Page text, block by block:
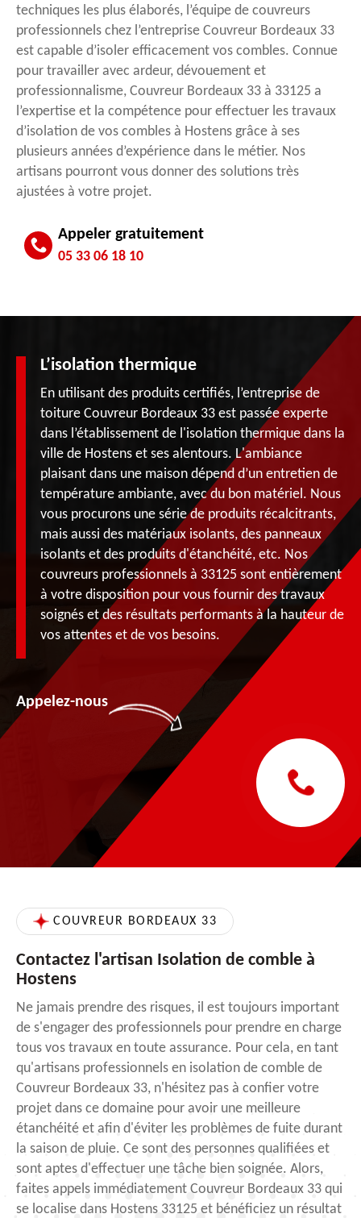
techniques les plus élaborés, l’équipe de couvreurs
professionnels chez l’entreprise Couvreur Bordeaux 33
est capable d’isoler efficacement vos combles. Connue
pour travailler avec ardeur, dévouement et
professionnalisme, Couvreur Bordeaux 33 à 33125 a
l’expertise et la compétence pour effectuer les travaux
d’isolation de vos combles à Hostens grâce à ses
plusieurs années d’expérience dans le métier. Nos
artisans pourront vous donner des solutions très
ajustées à votre projet.
Appeler gratuitement
05 33 06 18 10
L’isolation thermique
En utilisant des produits certifiés, l’entreprise de
toiture Couvreur Bordeaux 33 est passée experte
dans l’établissement de l'isolation thermique dans la
ville de Hostens et ses alentours. L'ambiance
plaisant dans une maison dépend d’un entretien de
température ambiante, avec du bon matériel. Nous
vous procurons une série de produits récalcitrants,
mais aussi des matériaux isolants, des panneaux
isolants et des produits d'étanchéité, etc. Nos
couvreurs professionnels à 33125 sont entièrement
à votre disposition pour vous fournir des travaux
soignés et des résultats performants à la hauteur de
vos attentes et de vos besoins.
Appelez-nous
COUVREUR BORDEAUX 33
Contactez l'artisan Isolation de comble à
Hostens
Ne jamais prendre des risques, il est toujours important
de s'engager des professionnels pour prendre en charge
tous vos travaux en toute assurance. Pour cela, en tant
qu'artisans professionnels en isolation de comble de
Couvreur Bordeaux 33, n'hésitez pas à confier votre
projet dans ce domaine pour avoir une meilleure
étanchéité et afin d'éviter les problèmes de fuite durant
la saison de pluie. Ce sont des personnes qualifiées et
sont aptes d'effectuer une tâche bien soignée. Alors,
faites appels immédiatement Couvreur Bordeaux 33 qui
se localise dans Hostens 33125 et bénéficiez un résultat